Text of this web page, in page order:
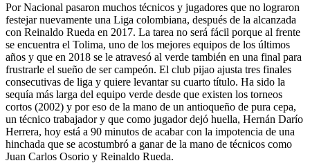
Por Nacional pasaron muchos técnicos y jugadores que no lograron
festejar nuevamente una Liga colombiana, después de la alcanzada
con Reinaldo Rueda en 2017. La tarea no será fácil porque al frente
se encuentra el Tolima, uno de los mejores equipos de los últimos
años y que en 2018 se le atravesó al verde también en una final para
frustrarle el sueño de ser campeón. El club pijao ajusta tres finales
consecutivas de liga y quiere levantar su cuarto título. Ha sido la
sequía más larga del equipo verde desde que existen los torneos
cortos (2002) y por eso de la mano de un antioqueño de pura cepa,
un técnico trabajador y que como jugador dejó huella, Hernán Darío
Herrera, hoy está a 90 minutos de acabar con la impotencia de una
hinchada que se acostumbró a ganar de la mano de técnicos como
Juan Carlos Osorio y Reinaldo Rueda.